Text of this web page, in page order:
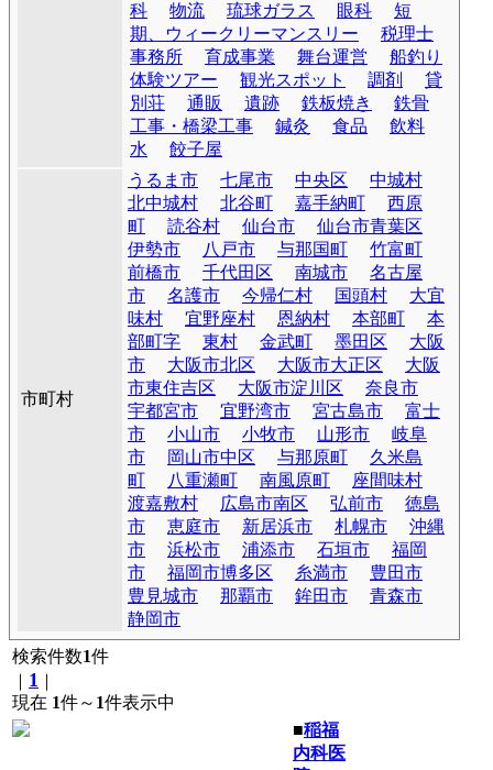
科 物流 琉球ガラス 眼科
短
期、ウィークリーマンスリー
税理士
事務所
育成事業 舞台運営
船釣り
体験ツアー
観光スポット 調剤
貸
別荘
通販 遺跡 鉄板焼き
鉄骨
工事・橋梁工事
鍼灸 食品
飲料
水
餃子屋
市町村
うるま市 七尾市 中央区
中城村
北中城村
北谷町 嘉手納町
西原
町
読谷村 仙台市
仙台市青葉区
伊勢市
八戸市 与那国町
竹富町
前橋市
千代田区 南城市
名古屋
市
名護市 今帰仁村 国頭村
大宜
味村
宜野座村 恩納村 本部町
本
部町字
東村 金武町 墨田区
大阪
市
大阪市北区 大阪市大正区
大阪
市東住吉区
大阪市淀川区
奈良市
宇都宮市
宜野湾市 宮古島市
富士
市
小山市 小牧市 山形市
岐阜
市
岡山市中区 与那原町
久米島
町
八重瀬町 南風原町
座間味村
渡嘉敷村
広島市南区 弘前市
徳島
市
恵庭市 新居浜市 札幌市
沖縄
市
浜松市 浦添市 石垣市
福岡
市
福岡市博多区 糸満市
豊田市
豊見城市
那覇市 鉾田市
青森市
静岡市
検索件数1件
1
現在 1件～ 1件表示中
■稲福
内科医